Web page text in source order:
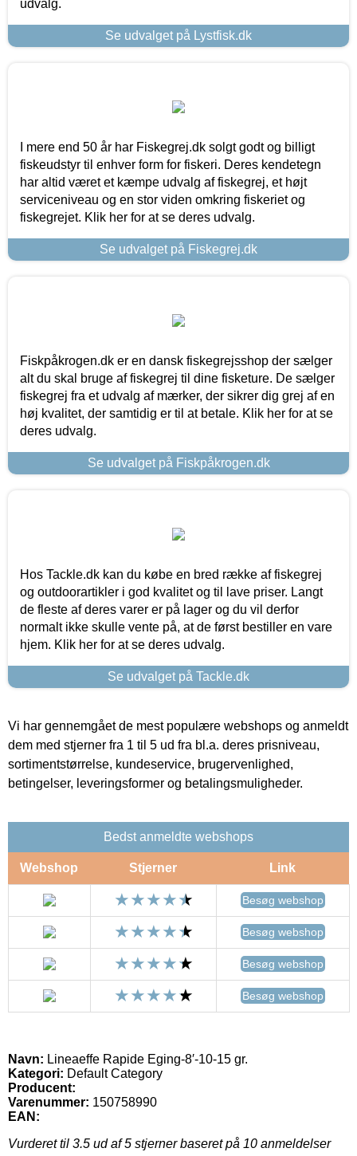
udvalg.
Se udvalget på Lystfisk.dk
I mere end 50 år har Fiskegrej.dk solgt godt og billigt
fiskeudstyr til enhver form for fiskeri. Deres kendetegn
har altid været et kæmpe udvalg af fiskegrej, et højt
serviceniveau og en stor viden omkring fiskeriet og
fiskegrejet. Klik her for at se deres udvalg.
Se udvalget på Fiskegrej.dk
Fiskpåkrogen.dk er en dansk fiskegrejsshop der sælger
alt du skal bruge af fiskegrej til dine fisketure. De sælger
fiskegrej fra et udvalg af mærker, der sikrer dig grej af en
høj kvalitet, der samtidig er til at betale. Klik her for at se
deres udvalg.
Se udvalget på Fiskpåkrogen.dk
Hos Tackle.dk kan du købe en bred række af fiskegrej
og outdoorartikler i god kvalitet og til lave priser. Langt
de fleste af deres varer er på lager og du vil derfor
normalt ikke skulle vente på, at de først bestiller en vare
hjem. Klik her for at se deres udvalg.
Se udvalget på Tackle.dk
Vi har gennemgået de mest populære webshops og anmeldt
dem med stjerner fra 1 til 5 ud fra bl.a. deres prisniveau,
sortimentstørrelse, kundeservice, brugervenlighed,
betingelser, leveringsformer og betalingsmuligheder.
Bedst anmeldte webshops
Webshop Stjerner Link
Besøg webshop
Besøg webshop
Besøg webshop
Besøg webshop
Navn: Lineaeffe Rapide Eging-8′-10-15 gr.
Kategori: Default Category
Producent:
Varenummer: 150758990
EAN:
Vurderet til 3.5 ud af 5 stjerner baseret på 10 anmeldelser